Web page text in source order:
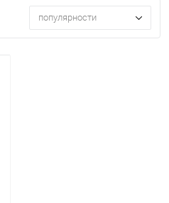
популярности